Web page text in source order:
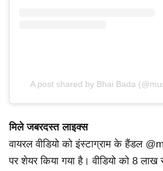
A post shared by Bhai Bada
मिले जबरदस्त लाइक्स
वायरल वीडियो को इंस्टाग्राम के हैंडल
पर शेयर किया गया है। वीडियो को 8